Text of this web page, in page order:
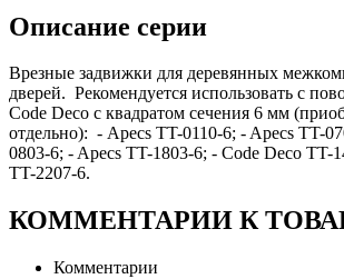
Описание серии
Врезные задвижки для деревянных
дверей. Рекомендуется использовать с
Code Deco с квадратом сечения 6 мм
отдельно): - Apecs TT-0110-6; - Apecs TT-
0803-6; - Apecs TT-1803-6; - Code Deco TT-
TT-2207-6.
КОММЕНТАРИИ К
Комментарии